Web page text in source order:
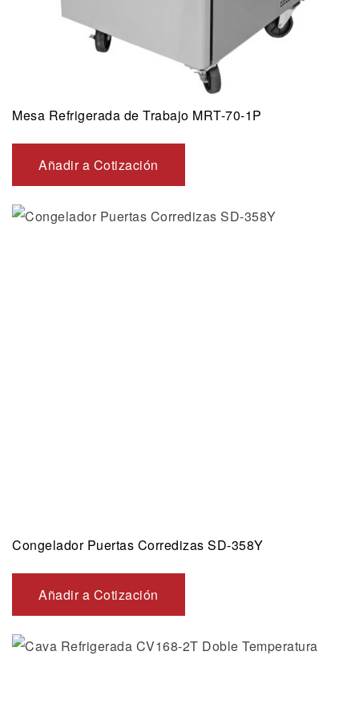
Mesa Refrigerada de Trabajo MRT-70-1P
Añadir a Cotización
Congelador Puertas Corredizas SD-358Y
Añadir a Cotización